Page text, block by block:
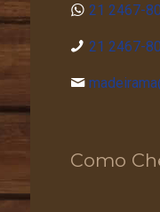
21 2467-
21 2467-
Como